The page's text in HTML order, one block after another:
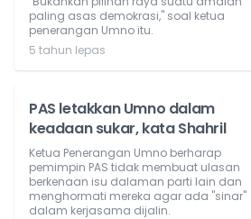
paling asas demokrasi," soal ketua
penerangan Umno itu.
5 tahun lepas
PAS letakkan Umno dalam
keadaan sukar, kata Shahril
Ketua Penerangan Umno berharap
pemimpin PAS tidak membuat ulasan
berkenaan isu dalaman parti lain dan
menghormati mereka agar ada "sinar"
dalam kerjasama dijalin.